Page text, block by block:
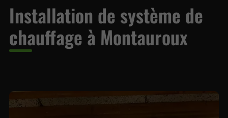
Installation de système de
chauffage à Montauroux